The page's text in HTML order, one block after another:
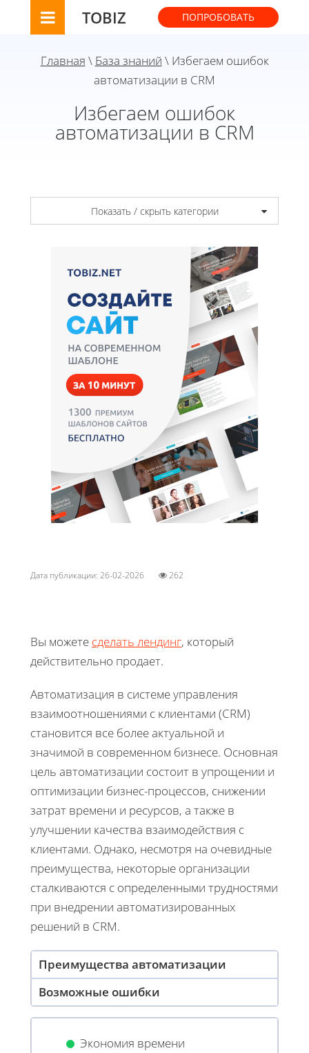
TOBIZ ПОПРОБОВАТЬ
Главная \ База знаний \ Избегаем ошибок
автоматизации в CRM
Избегаем ошибок
автоматизации в CRM
Показать / скрыть категории
Дата публикации: 26-02-2026 262
Вы можете сделать лендинг, который
действительно продает.
Автоматизация в системе управления
взаимоотношениями с клиентами (CRM)
становится все более актуальной и
значимой в современном бизнесе. Основная
цель автоматизации состоит в упрощении и
оптимизации бизнес-процессов, снижении
затрат времени и ресурсов, а также в
улучшении качества взаимодействия с
клиентами. Однако, несмотря на очевидные
преимущества, некоторые организации
сталкиваются с определенными трудностями
при внедрении автоматизированных
решений в CRM.
Преимущества автоматизации
Возможные ошибки
Экономия времени